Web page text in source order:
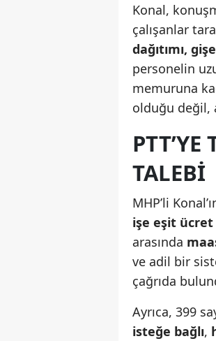
Konal,
çalışanlar
dağıtımı,
personelin
memuruna
olduğu değil,
TALEBI
MHP’li
işe eşit ücret
arasında
ve adil bir
çağrıda
Ayrıca, 399
isteğe bağlı,